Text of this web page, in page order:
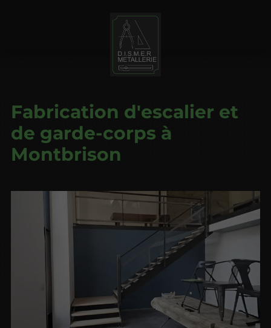
Fabrication d'escalier et
de garde-corps à
Montbrison